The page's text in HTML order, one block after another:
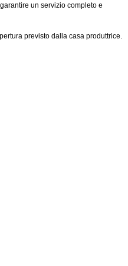
un servizio completo e
previsto dalla casa produttrice.